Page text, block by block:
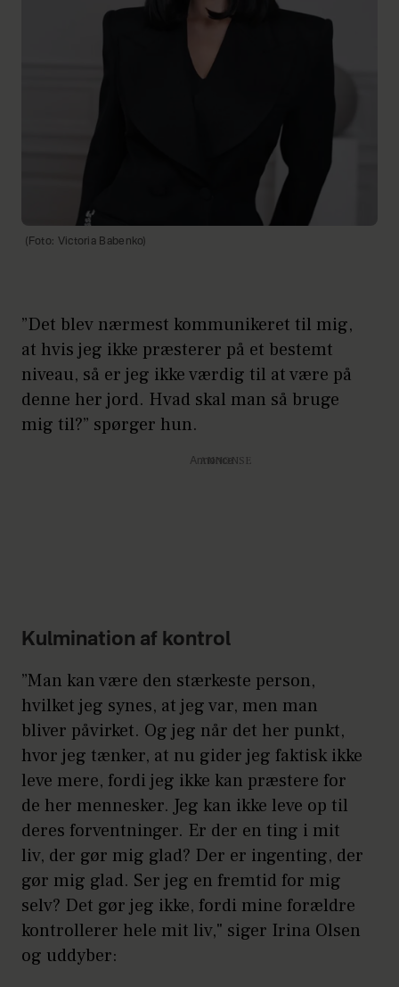
(Foto: Victoria Babenko)
”Det blev nærmest kommunikeret til mig,
at hvis jeg ikke præsterer på et bestemt
niveau, så er jeg ikke værdig til at være på
denne her jord. Hvad skal man så bruge
mig til?” spørger hun.
Annonce
Kulmination af kontrol
”Man kan være den stærkeste person,
hvilket jeg synes, at jeg var, men man
bliver påvirket. Og jeg når det her punkt,
hvor jeg tænker, at nu gider jeg faktisk ikke
leve mere, fordi jeg ikke kan præstere for
de her mennesker. Jeg kan ikke leve op til
deres forventninger. Er der en ting i mit
liv, der gør mig glad? Der er ingenting, der
gør mig glad. Ser jeg en fremtid for mig
selv? Det gør jeg ikke, fordi mine forældre
kontrollerer hele mit liv," siger Irina Olsen
og uddyber: